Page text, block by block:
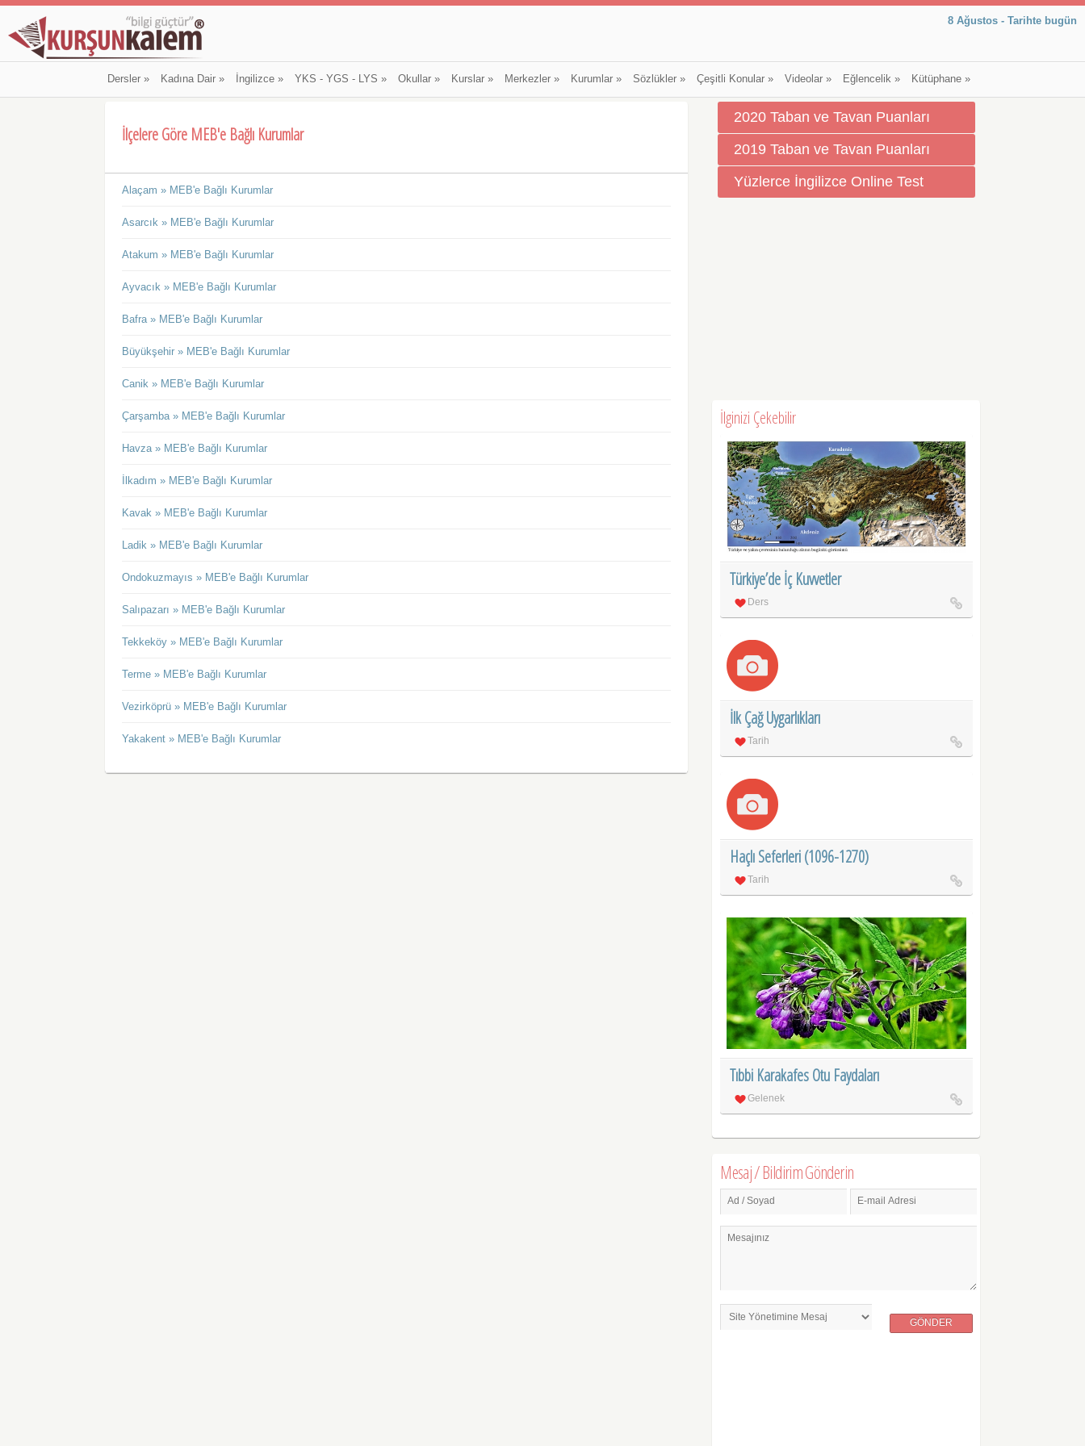
8 Ağustos - Tarihte bugün
Dersler» Kadına Dair» İngilizce» YKS - YGS - LYS » Okullar» Kurslar» Merkezler» Kurumlar» Sözlükler» Çeşitli Konular» Videolar» Eğlencelik» Kütüphane»
İlçelere Göre MEB'e Bağlı Kurumlar
Alaçam » MEB'e Bağlı Kurumlar
Asarcık » MEB'e Bağlı Kurumlar
Atakum » MEB'e Bağlı Kurumlar
Ayvacık » MEB'e Bağlı Kurumlar
Bafra » MEB'e Bağlı Kurumlar
Büyükşehir » MEB'e Bağlı Kurumlar
Canik » MEB'e Bağlı Kurumlar
Çarşamba » MEB'e Bağlı Kurumlar
Havza » MEB'e Bağlı Kurumlar
İlkadım » MEB'e Bağlı Kurumlar
Kavak » MEB'e Bağlı Kurumlar
Ladik » MEB'e Bağlı Kurumlar
Ondokuzmayıs » MEB'e Bağlı Kurumlar
Salıpazarı » MEB'e Bağlı Kurumlar
Tekkeköy » MEB'e Bağlı Kurumlar
Terme » MEB'e Bağlı Kurumlar
Vezirköprü » MEB'e Bağlı Kurumlar
Yakakent » MEB'e Bağlı Kurumlar
2020 Taban ve Tavan Puanları
2019 Taban ve Tavan Puanları
Yüzlerce İngilizce Online Test
İlginizi Çekebilir
Türkiye’de İç Kuvvetler
Ders
İlk Çağ Uygarlıkları
Tarih
Haçlı Seferleri (1096-1270)
Tarih
Tıbbi Karakafes Otu Faydaları
Gelenek
Mesaj / Bildirim Gönderin
Ad / Soyad E-mail Adresi
Mesajınız
GÖNDER